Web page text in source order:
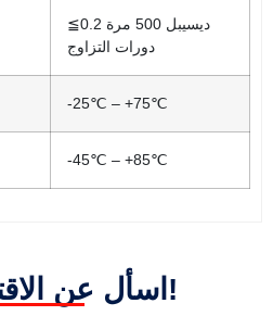
≦0.2 ديسيبل 500 مرة
دورات التزاوج
-25℃ – +75℃
-45℃ – +85℃
اسأل عن الاقتباس الآن!